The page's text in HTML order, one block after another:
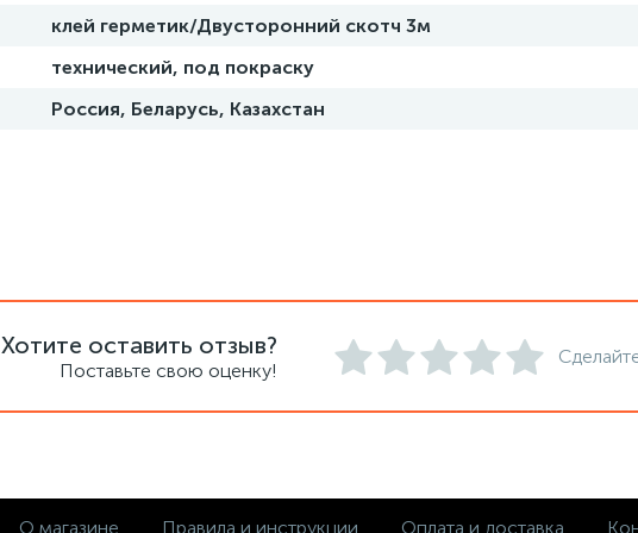
клей герметик/Двусторонний скотч 3м
технический, под покраску
Россия, Беларусь, Казахстан
Хотите оставить отзыв?
Поставьте свою оценку!
О магазине Правила и инструкции Оплата и доставка